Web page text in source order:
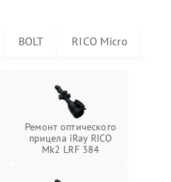
BOLT RICO Micro
Ремонт оптического
прицела iRay RICO
Mk2 LRF 384